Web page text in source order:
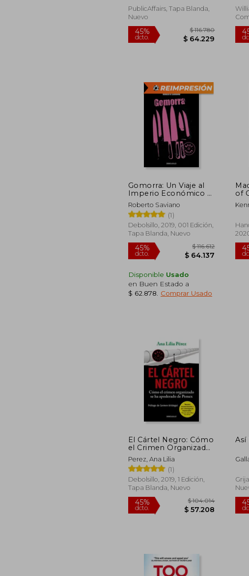
PublicAffairs, Tapa Blanda,
Nuevo
45%
Gomorra: Un Viaje al
Imperio Económico y
al Sueño de Poder de
la Camorra
Roberto Saviano
(1)
Debolsillo, 2019, 001 Edición,
Tapa Blanda, Nuevo
45%
Disponible Usado
en Buen Estado a
$ 62.878
Comprar Usado
of
El Cártel Negro: Cómo
el Crimen Organizado
Se Ha Apoderado de
Pemex
Perez, Ana Lilia
(1)
Debolsillo, 2019, 1 Edición,
Tapa Blanda, Nuevo
Así